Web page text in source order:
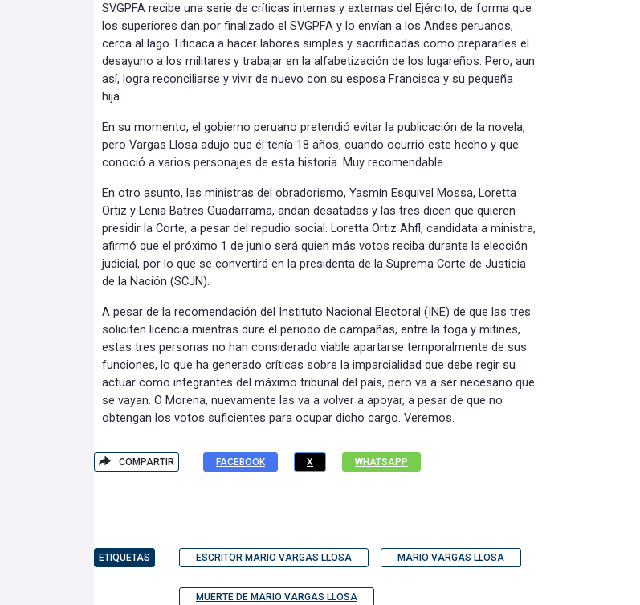
SVGPFA recibe una serie de críticas internas y externas del Ejército, de forma que
los superiores dan por finalizado el SVGPFA y lo envían a los Andes peruanos,
cerca al lago Titicaca a hacer labores simples y sacrificadas como prepararles el
desayuno a los militares y trabajar en la alfabetización de los lugareños. Pero, aun
así, logra reconciliarse y vivir de nuevo con su esposa Francisca y su pequeña
hija.
En su momento, el gobierno peruano pretendió evitar la publicación de la novela,
pero Vargas Llosa adujo que él tenía 18 años, cuando ocurrió este hecho y que
conoció a varios personajes de esta historia. Muy recomendable.
En otro asunto, las ministras del obradorismo, Yasmín Esquivel Mossa, Loretta
Ortiz y Lenia Batres Guadarrama, andan desatadas y las tres dicen que quieren
presidir la Corte, a pesar del repudio social. Loretta Ortiz Ahfl, candidata a ministra,
afirmó que el próximo 1 de junio será quien más votos reciba durante la elección
judicial, por lo que se convertirá en la presidenta de la Suprema Corte de Justicia
de la Nación (SCJN).
A pesar de la recomendación del Instituto Nacional Electoral (INE) de que las tres
soliciten licencia mientras dure el periodo de campañas, entre la toga y mítines,
estas tres personas no han considerado viable apartarse temporalmente de sus
funciones, lo que ha generado críticas sobre la imparcialidad que debe regir su
actuar como integrantes del máximo tribunal del país, pero va a ser necesario que
se vayan. O Morena, nuevamente las va a volver a apoyar, a pesar de que no
obtengan los votos suficientes para ocupar dicho cargo. Veremos.
COMPARTIR FACEBOOK X WHATSAPP
ETIQUETAS ESCRITOR MARIO VARGAS LLOSA MARIO VARGAS LLOSA
MUERTE DE MARIO VARGAS LLOSA